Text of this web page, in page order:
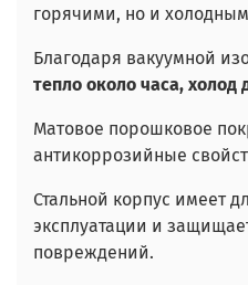
горячими, но и
Благодаря вакуумной
тепло около часа, холод
Матовое порошковое
антикоррозийные
Стальной корпус имеет
эксплуатации и
повреждений.